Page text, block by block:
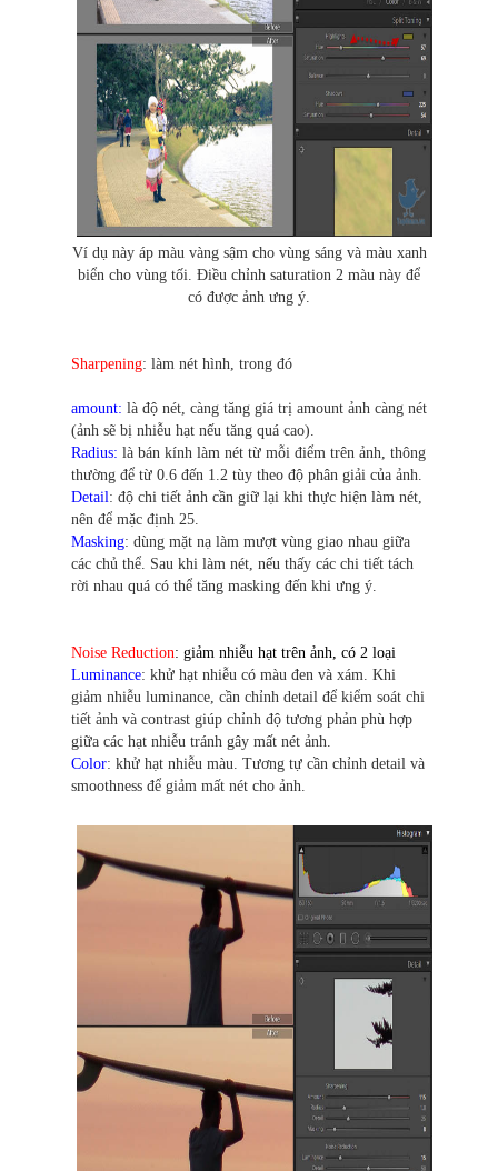
Ví dụ này áp màu vàng sậm cho vùng sáng và màu xanh
biển cho vùng tối. Điều chỉnh saturation 2 màu này để
có được ảnh ưng ý.
Sharpening: làm nét hình, trong đó
amount: là độ nét, càng tăng giá trị amount ảnh càng nét
(ảnh sẽ bị nhiễu hạt nếu tăng quá cao).
Radius: là bán kính làm nét từ mỗi điểm trên ảnh, thông
thường để từ 0.6 đến 1.2 tùy theo độ phân giải của ảnh.
Detail: độ chi tiết ảnh cần giữ lại khi thực hiện làm nét,
nên để mặc định 25.
Masking: dùng mặt nạ làm mượt vùng giao nhau giữa
các chủ thể. Sau khi làm nét, nếu thấy các chi tiết tách
rời nhau quá có thể tăng masking đến khi ưng ý.
Noise Reduction: giảm nhiễu hạt trên ảnh, có 2 loại
Luminance: khử hạt nhiễu có màu đen và xám. Khi
giảm nhiễu luminance, cần chỉnh detail để kiểm soát chi
tiết ảnh và contrast giúp chỉnh độ tương phản phù hợp
giữa các hạt nhiễu tránh gây mất nét ảnh.
Color: khử hạt nhiễu màu. Tương tự cần chỉnh detail và
smoothness để giảm mất nét cho ảnh.